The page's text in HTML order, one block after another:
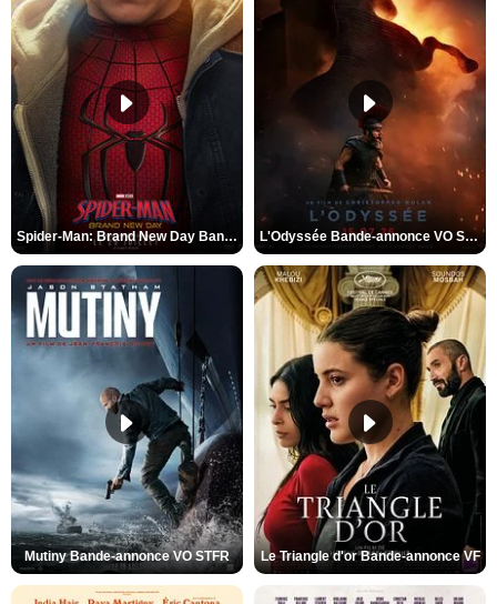
Spider-Man: Brand New Day Bande-annonce VO STFR L'Odyssée Bande-annonce VO STFR
Mutiny Bande-annonce VO STFR Le Triangle d'or Bande-annonce VF